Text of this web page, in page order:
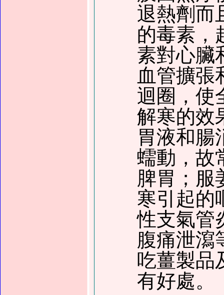
退熱劑而
的毒素，
素對心臟
血管擴張
迴圈，使
解寒的效
胃液和腸
蠕動，故
脾胃；服
寒引起的
性支氣管
腹痛泄瀉
吃薑製品
有好處。